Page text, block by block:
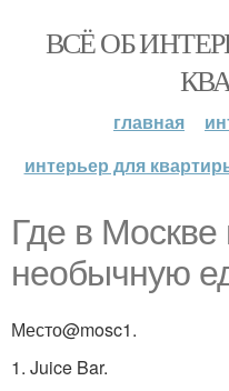
ВСЁ ОБ
главная
интерьер для
Где в Москве
необычную
Место@mosc1.
1. Juice Bar.